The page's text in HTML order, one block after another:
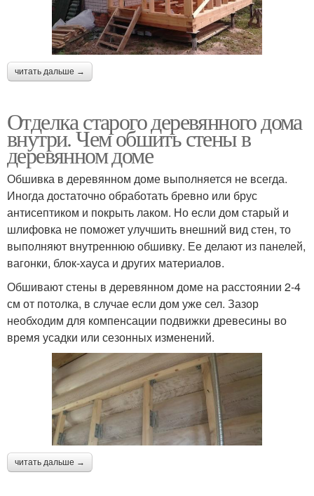
читать дальше →
Отделка старого деревянного дома
внутри. Чем обшить стены в
деревянном доме
Обшивка в деревянном доме выполняется не всегда.
Иногда достаточно обработать бревно или брус
антисептиком и покрыть лаком. Но если дом старый и
шлифовка не поможет улучшить внешний вид стен, то
выполняют внутреннюю обшивку. Ее делают из панелей,
вагонки, блок-хауса и других материалов.
Обшивают стены в деревянном доме на расстоянии 2-4
см от потолка, в случае если дом уже сел. Зазор
необходим для компенсации подвижки древесины во
время усадки или сезонных изменений.
читать дальше →